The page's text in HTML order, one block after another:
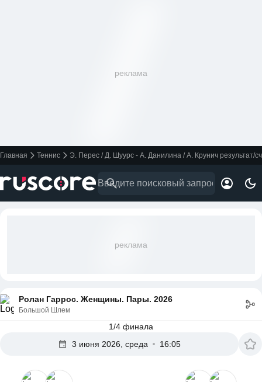
реклама
Главная Теннис Э. Перес / Д. Шуурс - А. Данилина / А. Крунич результат/
реклама
Ролан Гаррос. Женщины. Пары. 2026
Большой Шлем
1/4 финала
3 июня 2026, среда
16:05